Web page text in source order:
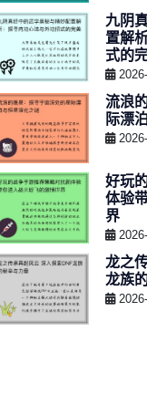
九阴
置解
式的
流浪
际漂
好玩
体验
界
龙之
龙族